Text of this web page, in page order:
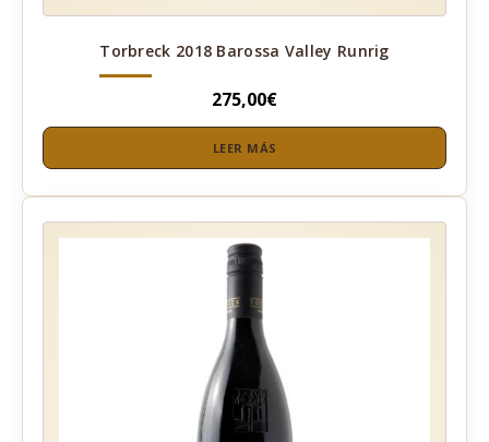
Torbreck 2018 Barossa Valley Runrig
275,00€
LEER MÁS